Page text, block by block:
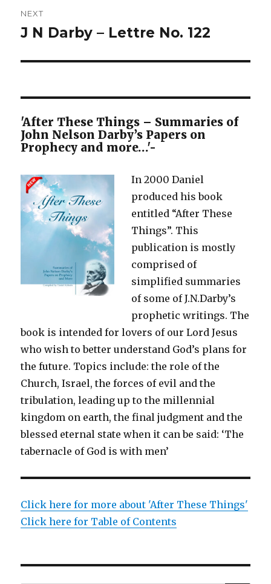
NEXT
Next
J N Darby – Lettre No. 122
'After These Things – Summaries of
John Nelson Darby’s Papers on
Prophecy and more…'-
In 2000 Daniel
produced his book
entitled “After These
Things”. This
publication is mostly
comprised of
simplified summaries
of some of J.N.Darby’s
prophetic writings. The
book is intended for lovers of our Lord Jesus
who wish to better understand God’s plans for
the future. Topics include: the role of the
Church, Israel, the forces of evil and the
tribulation, leading up to the millennial
kingdom on earth, the final judgment and the
blessed eternal state when it can be said: ‘The
tabernacle of God is with men’
Click here for more about 'After These Things'
Click here for Table of Contents